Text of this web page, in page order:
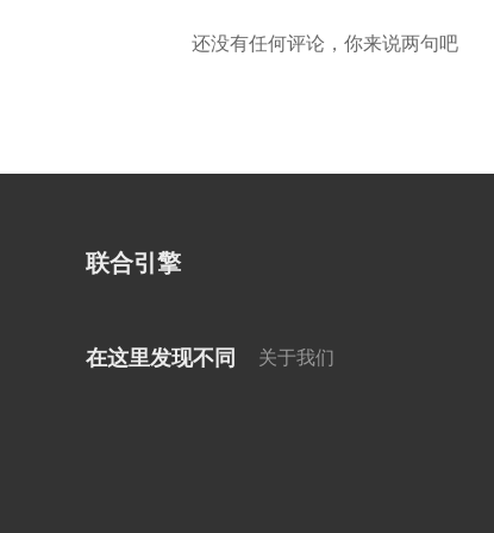
还没有任何评论，你来说两句吧
联合引擎
在这里发现不同 关于我们